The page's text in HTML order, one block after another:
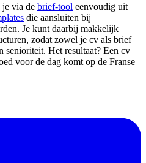
via de brief-tool eenvoudig uit
die aansluiten bij
Je kunt daarbij makkelijk
zodat zowel je cv als brief
senioriteit. Het resultaat? Een cv
voor de dag komt op de Franse